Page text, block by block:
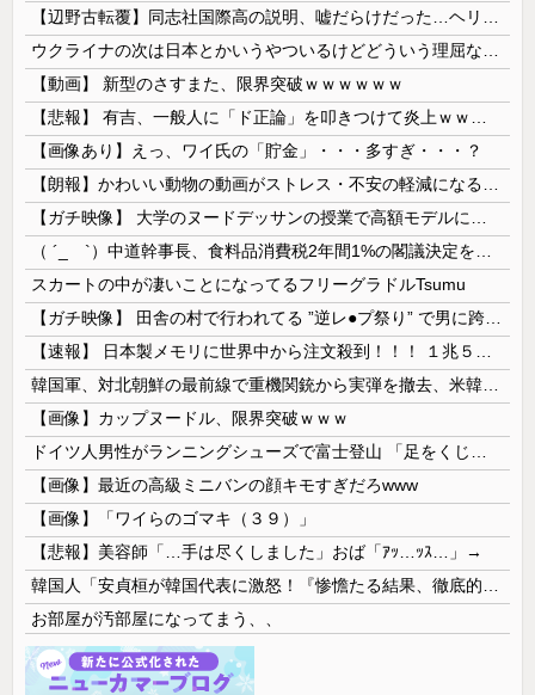
【動画】 新型のさすまた、限界突破ｗｗｗｗｗｗ
【画像あり】えっ、ワイ氏の「貯金」・・・多すぎ・・・？
スカートの中が凄いことになってるフリーグラドルTsumu
【画像】カップヌードル、限界突破ｗｗｗ
【画像】最近の高級ミニバンの顔キモすぎだろwww
【画像】「ワイらのゴマキ（３９）」
【悲報】美容師「…手は尽くしました」おば「ｱｯ…ｯｽ…」→
お部屋が汚部屋になってまう、、